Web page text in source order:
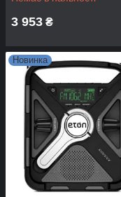
3 953 ₴
Новинка